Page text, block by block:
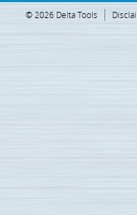
© 2026 Delta Tools